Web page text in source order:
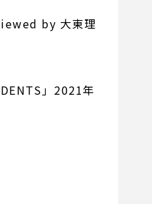
by 大東理
」2021年